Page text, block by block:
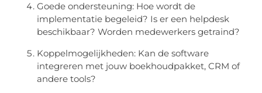
Goede ondersteuning: Hoe wordt de
implementatie begeleid? Is er een helpdesk
beschikbaar? Worden medewerkers getraind?
Koppelmogelijkheden: Kan de software
integreren met jouw boekhoudpakket, CRM of
andere tools?